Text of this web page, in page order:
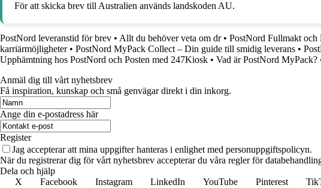
För att skicka brev till Australien används landskoden AU.
PostNord leveranstid för brev • Allt du behöver veta om dr• PostNord Fullmakt och
karriärmöjligheter• PostNord MyPack Collect – Din guide till smidig leverans •
Upphämtning hos PostNord och Posten med 247Kiosk • Vad är PostNord MyPack?
Anmäl dig till vårt nyhetsbrev
Få inspiration, kunskap och små genvägar direkt i din inkorg.
Ange din e-postadress här
Register
Jag accepterar att mina uppgifter hanteras i enlighet med personuppgiftspolicyn.
När du registrerar dig för vårt nyhetsbrev accepterar du våra regler för
Dela och hjälp
X
Facebook Instagram LinkedIn YouTube Pinterest